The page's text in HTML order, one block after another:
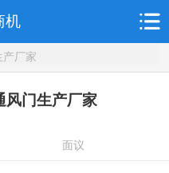
机
厂家
风门生产厂家
面议